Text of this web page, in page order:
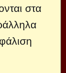
στα